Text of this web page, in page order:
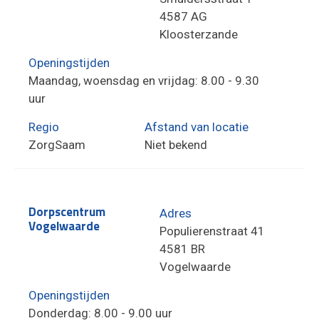
4587 AG
Kloosterzande
Openingstijden
Maandag, woensdag en vrijdag: 8.00 - 9.30
uur
Regio
ZorgSaam
Afstand van locatie
Niet bekend
Dorpscentrum
Vogelwaarde
Adres
Populierenstraat 41
4581 BR
Vogelwaarde
Openingstijden
Donderdag: 8.00 - 9.00 uur